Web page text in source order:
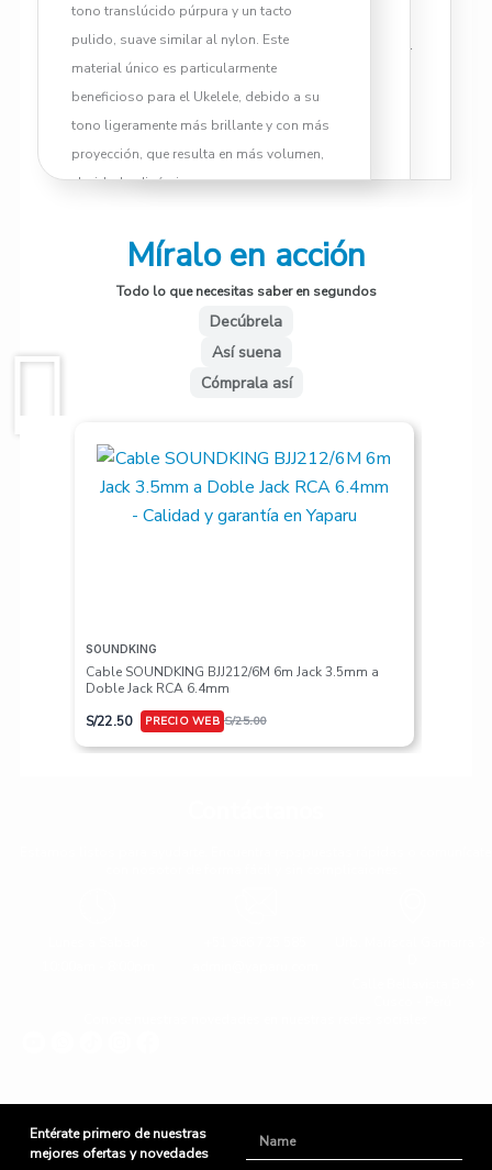
tono translúcido púrpura y un tacto
pulido, suave similar al nylon. Este
material único es particularmente
beneficioso para el Ukelele, debido a su
tono ligeramente más brillante y con más
proyección, que resulta en más volumen,
claridad y dinámica.
calidad, estas cuerdas ofrecen un
tono cálido y una afinación precisa.
• Calibre específico para ukelele
tenor: Proporciona un sonido
equilibrado y resonante.
un tono brillante y duradero.
• Afinación precisa: Garantiza un
• Compatibilidad universal:
Adecuadas para ukeleles tenor de
todo tipo.
Con las Cuerdas DADDARIO
Míralo en acción
Todo lo que necesitas saber en segundos
Decúbrela
Así suena
Cómprala así
SOUNDKING
Cable SOUNDKING BJJ212/6M 6m Jack 3.5mm a
Doble Jack RCA 6.4mm
S/25.00
S/22.50
Entérate primero de nuestras
mejores ofertas y novedades
Name